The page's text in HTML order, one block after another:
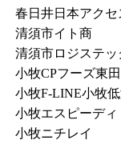
春日井日本アクセ
清須市イト商
清須市ロジステ
小牧CPフーズ東
小牧F-LINE小牧
小牧エスピーディ
小牧ニチレイ